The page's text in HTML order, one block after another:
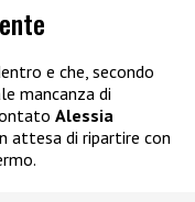
e che, secondo
mancanza di
Alessia
attesa di ripartire con